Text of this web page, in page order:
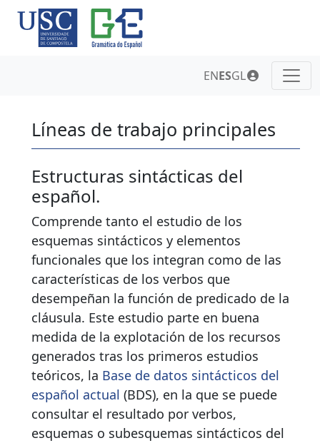
ENESGL
Líneas de trabajo principales
Estructuras sintácticas del
español.
Comprende tanto el estudio de los
esquemas sintácticos y elementos
funcionales que los integran como de las
características de los verbos que
desempeñan la función de predicado de la
cláusula. Este estudio parte en buena
medida de la explotación de los recursos
generados tras los primeros estudios
teóricos, la Base de datos sintácticos del
español actual (BDS), en la que se puede
consultar el resultado por verbos,
esquemas o subesquemas sintácticos del